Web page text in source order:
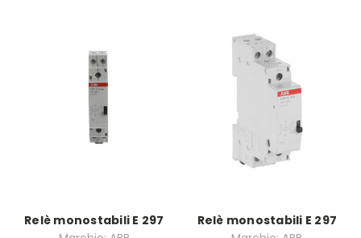
Relè monostabili E 297
Relè monostabili E 297